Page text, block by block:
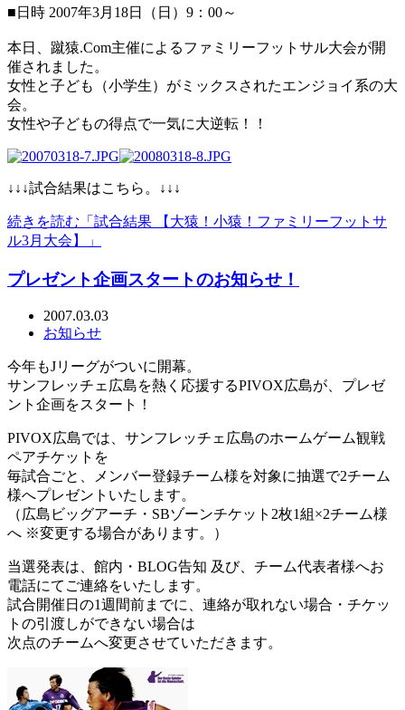
■日時 2007年3月18日（日）9：00～
本日、蹴猿.Com主催によるファミリーフットサル大会が開
催されました。
女性と子ども（小学生）がミックスされたエンジョイ系の大
会。
女性や子どもの得点で一気に大逆転！！
↓↓↓試合結果はこちら。↓↓↓
続きを読む「試合結果 【大猿！小猿！ファミリーフットサ
ル3月大会】」
プレゼント企画スタートのお知らせ！
2007.03.03
お知らせ
今年もJリーグがついに開幕。
サンフレッチェ広島を熱く応援するPIVOX広島が、プレゼ
ント企画をスタート！
PIVOX広島では、サンフレッチェ広島のホームゲーム観戦
ペアチケットを
毎試合ごと、メンバー登録チーム様を対象に抽選で2チーム
様へプレゼントいたします。
（広島ビッグアーチ・SBゾーンチケット2枚1組×2チーム様
へ ※変更する場合があります。）
当選発表は、館内・BLOG告知 及び、チーム代表者様へお
電話にてご連絡をいたします。
試合開催日の1週間前までに、連絡が取れない場合・チケッ
トの引渡しができない場合は
次点のチームへ変更させていただきます。